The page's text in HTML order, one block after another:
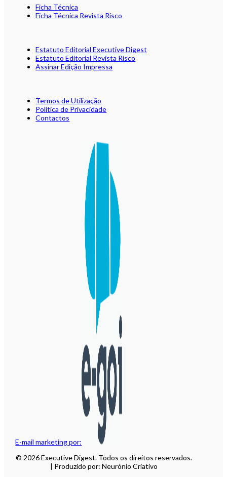
E-mail marketing por:
Ficha Técnica
Ficha Técnica Revista Risco
Estatuto Editorial Executive Digest
Estatuto Editorial Revista Risco
Assinar Edição Impressa
Termos de Utilização
Política de Privacidade
Contactos
© 2026 Executive Digest. Todos os direitos reservados.
| Produzido por: Neurónio Criativo